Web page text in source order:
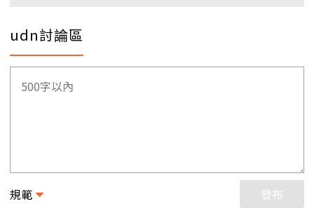
udn討論區
規範 發布